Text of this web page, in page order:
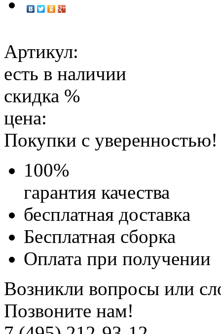
Артикул:
есть в наличии
скидка %
цена:
Покупки с уверенностью!
100%
гарантия качества
бесплатная доставка
Бесплатная сборка
Оплата при получении
Возникли вопросы или
Позвоните нам!